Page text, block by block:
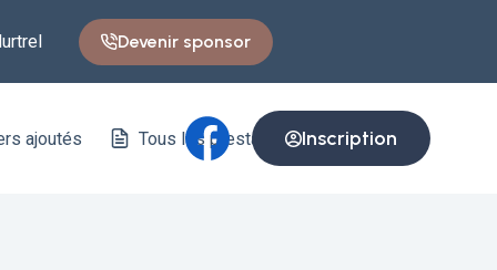
Devenir sponsor
ajoutés Tous les prestatairesInscription